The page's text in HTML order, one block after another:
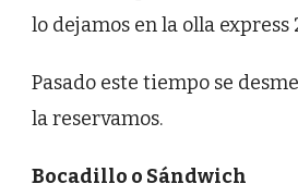
lo dejamos en la olla express
Pasado este tiempo se
la reservamos.
Bocadillo o Sándwich